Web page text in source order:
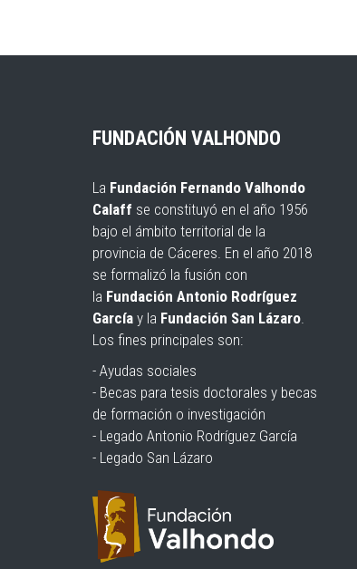
FUNDACIÓN VALHONDO
La Fundación Fernando Valhondo
Calaff se constituyó en el año 1956
bajo el ámbito territorial de la
provincia de Cáceres. En el año 2018
se formalizó la fusión con
la Fundación Antonio Rodríguez
García y la Fundación San Lázaro.
Los fines principales son:
- Ayudas sociales
- Becas para tesis doctorales y becas
de formación o investigación
- Legado Antonio Rodríguez García
- Legado San Lázaro